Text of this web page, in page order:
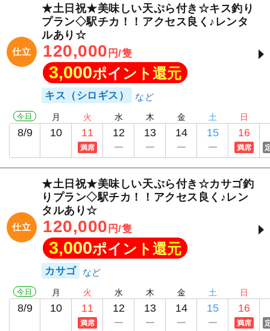
仕立
★土日祝★美味しい天ぷら付き☆キス釣り
プラン◇駅チカ！！アクセス良く♪レンタ
ルあり☆
120,000 円/隻
3,000ポイント還元
キス（シロギス）
今日
8/9
月
10
火
11
満席
水
12
木
13
金
14
土
15
日
16
満席
仕立
★土日祝★美味しい天ぷら付き☆カサゴ釣
りプラン◇駅チカ！！アクセス良く♪レン
タルあり☆
120,000 円/隻
3,000ポイント還元
カサゴ
今日
8/9
月
10
火
11
満席
水
12
木
13
金
14
土
15
日
16
満席